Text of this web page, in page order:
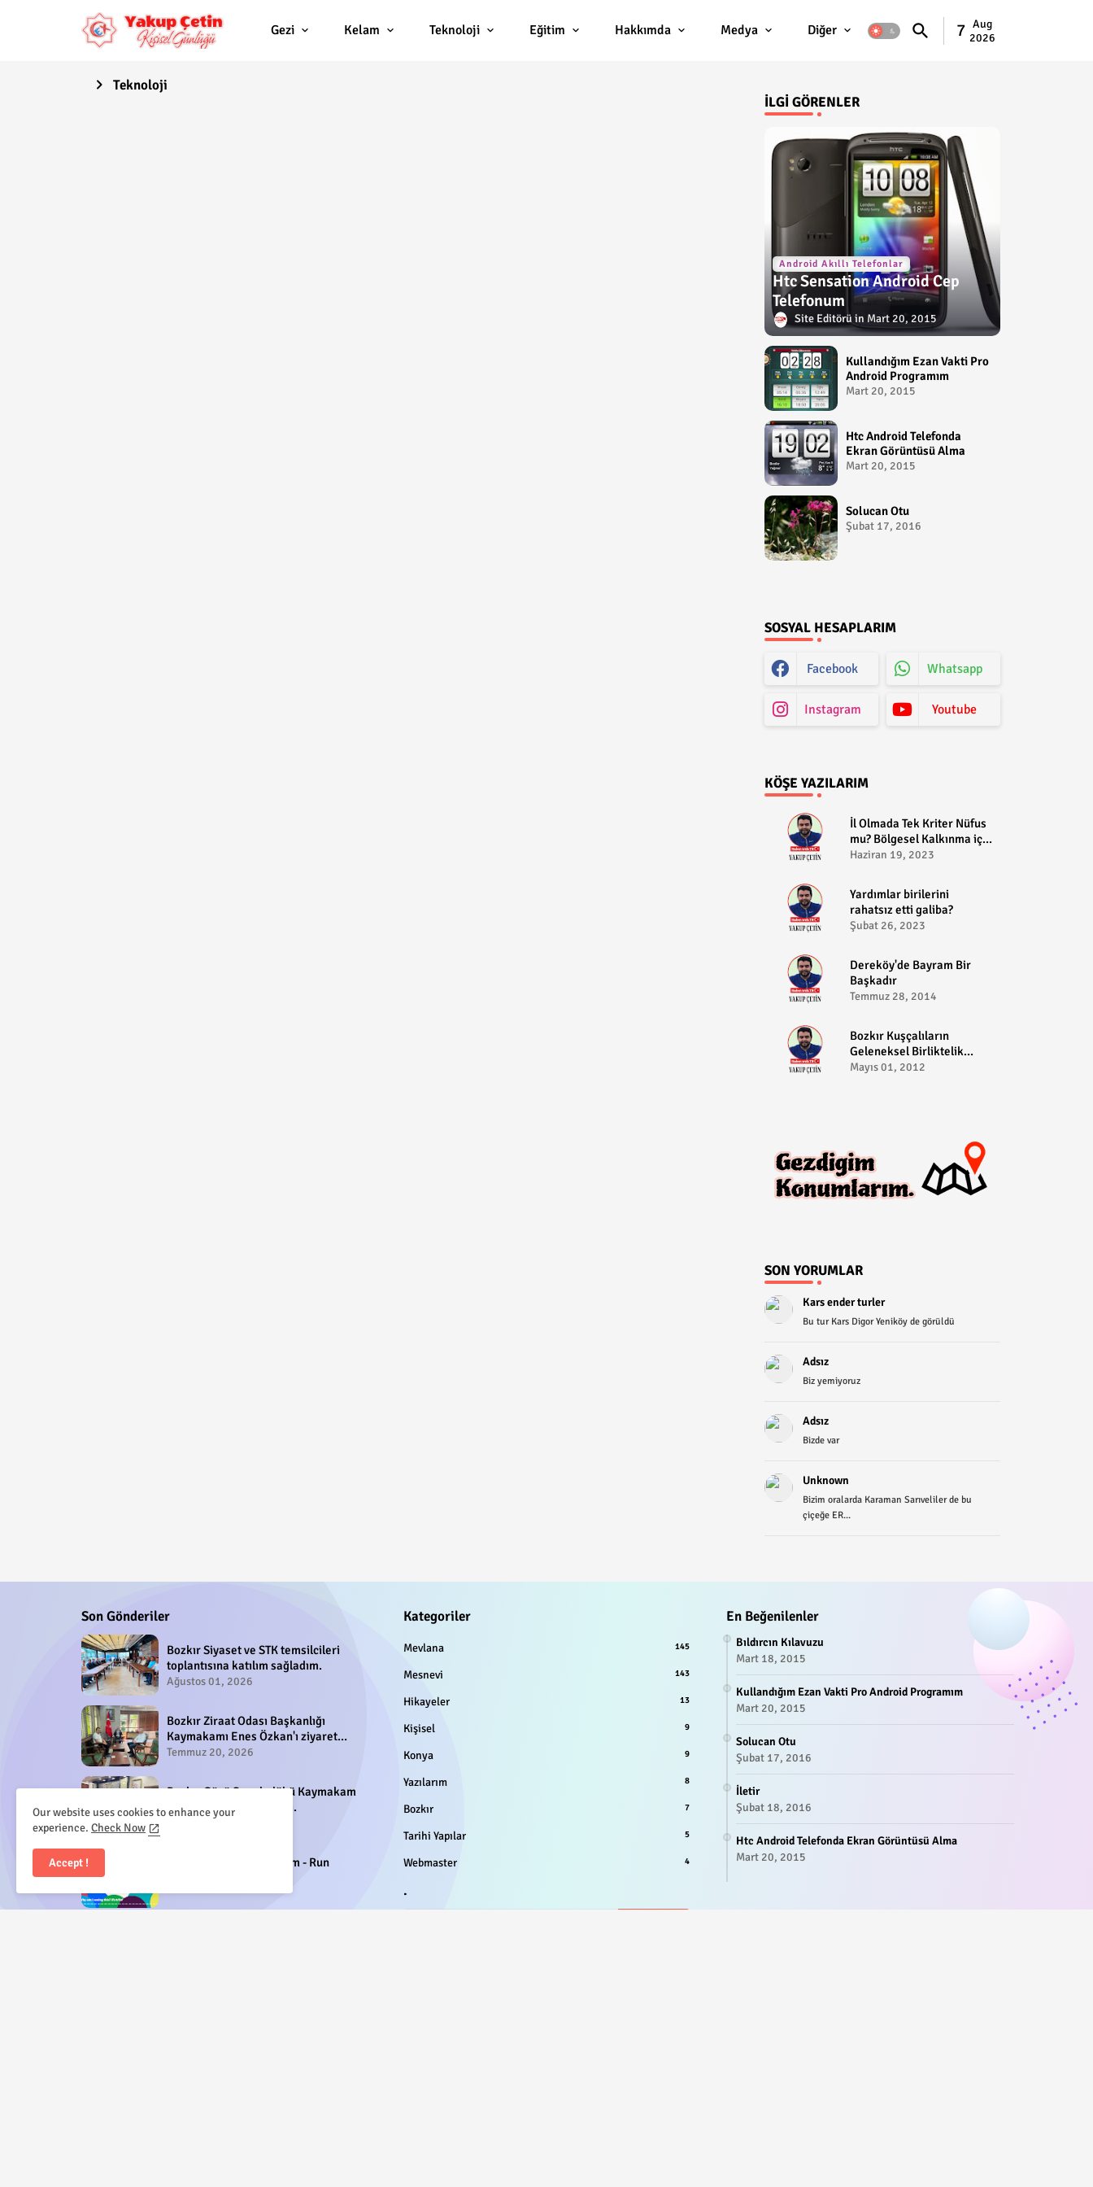
Gezi Kelam Teknoloji Eğitim Hakkımda Medya Diğer 7 Aug
2026
Teknoloji
İLGI GÖRENLER
Android Akıllı Telefonlar
Htc Sensation Android Cep
Telefonum
Site Editörü Mart 20, 2015
Kullandığım Ezan Vakti Pro
Android Programım
Mart 20, 2015
Htc Android Telefonda
Ekran Görüntüsü Alma
Mart 20, 2015
Solucan Otu
Şubat 17, 2016
SOSYAL HESAPLARIM
Facebook Whatsapp
Instagram Youtube
KÖŞE YAZILARIM
​İl Olmada Tek Kriter Nüfus
mu? Bölgesel Kalkınma için
Bozkır il olabilir?
Haziran 19, 2023
​Yardımlar birilerini
rahatsız etti galiba?
Şubat 26, 2023
Dereköy'de Bayram Bir
Başkadır
Temmuz 28, 2014
Bozkır Kuşçalıların
Geleneksel Birliktelik
Pikniği
Mayıs 01, 2012
SON YORUMLAR
Kars ender turler
Bu tur Kars Digor Yeniköy de görüldü
Adsız
Biz yemiyoruz
Adsız
Bizde var
Unknown
Bizim oralarda Karaman Sarıveliler de bu
çiçeğe ER...
Son Gönderiler
Bozkır Siyaset ve STK temsilcileri
toplantısına katılım sağladım.
Ağustos 01, 2026
Bozkır Ziraat Odası Başkanlığı
Kaymakamı Enes Özkan'ı ziyaret
etti.
Temmuz 20, 2026
Bozkır Gücü Spor kulübü Kaymakam
Enes Özkan'ı ziyaret etti.
Temmuz 20, 2026
Yeni Spor Etkinliği Yaptım - Run
Kategoriler
Mevlana 145
Mesnevi 143
Hikayeler 13
Kişisel 9
Konya 9
Yazılarım 8
Bozkır 7
Tarihi Yapılar 5
Webmaster 4
.
En Beğenilenler
Bıldırcın Kılavuzu
Mart 18, 2015
Kullandığım Ezan Vakti Pro Android Programım
Mart 20, 2015
Solucan Otu
Şubat 17, 2016
İletir
Şubat 18, 2016
Htc Android Telefonda Ekran Görüntüsü Alma
Mart 20, 2015
Our website uses cookies to enhance your
experience. Check Now
Accept !